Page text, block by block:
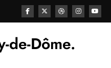
de-Dôme.